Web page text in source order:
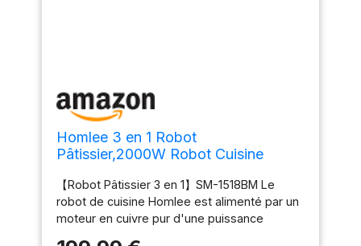
Homlee 3 en 1 Robot
Pâtissier,2000W Robot Cuisine
Viande,1,5L Mixeur,Ensemble de
légumes,Accessoires pour
Saucisses,5.5L Bol
Mélangeur,Fouet,Crochet
【Robot Pâtissier 3 en 1】SM-1518BM Le
robot de cuisine Homlee est alimenté par un
moteur en cuivre pur d'une puissance